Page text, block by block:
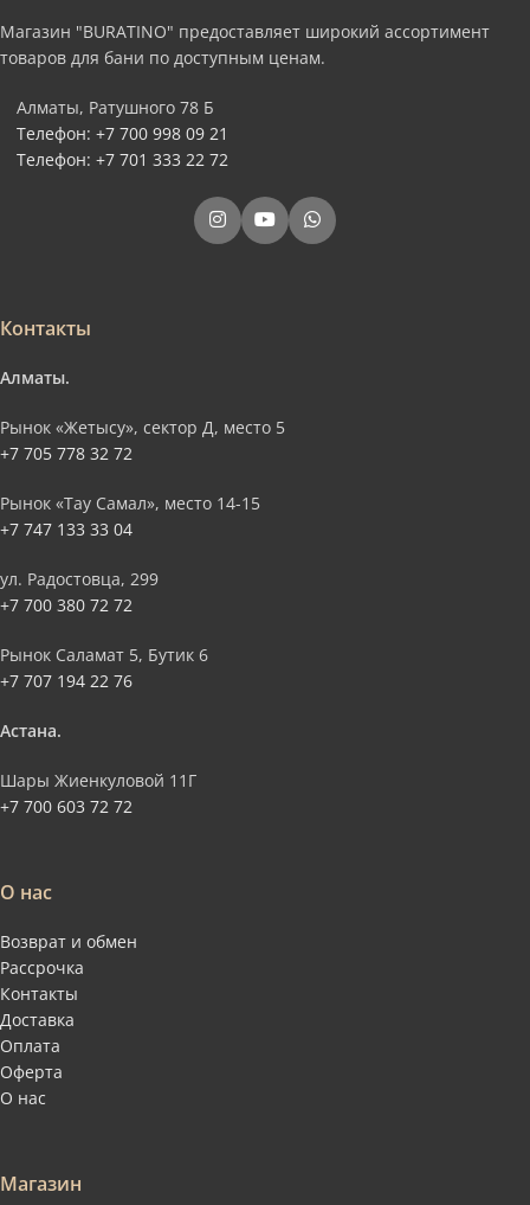
Магазин "BURATINO" предоставляет широкий ассортимент
товаров для бани по доступным ценам.
Алматы, Ратушного 78 Б
Телефон: +7 700 998 09 21
Телефон: +7 701 333 22 72
Контакты
Алматы.
Рынок «Жетысу», сектор Д, место 5
+7 705 778 32 72
Рынок «Тау Самал», место 14-15
+7 747 133 33 04
ул. Радостовца, 299
+7 700 380 72 72
Рынок Саламат 5, Бутик 6
+7 707 194 22 76
Астана.
Шары Жиенкуловой 11Г
+7 700 603 72 72
О нас
Возврат и обмен
Рассрочка
Контакты
Доставка
Оплата
Оферта
О нас
Магазин